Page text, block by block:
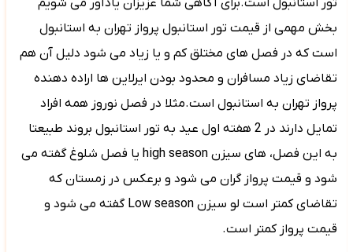
تور استانبول است.برای آگاهی شما عزیزان یادآور می شویم
بخش مهمی از قیمت تور استانبول پرواز تهران به استانبول
است که در فصل های مختلق کم و یا زیاد می شود دلیل آن هم
تقاضای زیاد مسافران و محدود بودن ایرلاین ها اراده دهنده
پرواز تهران به استانبول است.مثلا در فصل نوروز همه افراد
تمایل دارند در 2 هفته اول عید به تور استانبول بروند طبیعتا
به این فصل، های سیزنhigh season یا فصل شلوغ گفته می
شود و قیمت پرواز گران می شود و برعکس در زمستان که
تقاضای کمتر است لو سیزنLow season گفته می شود و
قیمت پرواز کمتر است.